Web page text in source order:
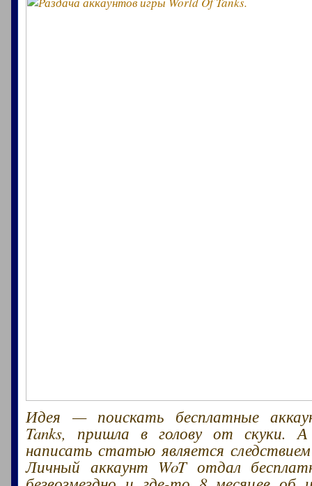
Идея — поискать бесплатные
Tanks, пришла в голову от скуки.
написать статью является
Личный аккаунт WoT отдал